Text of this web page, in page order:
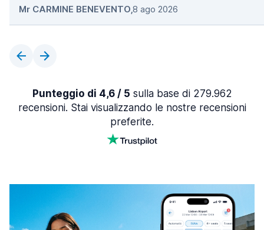
Mr CARMINE BENEVENTO,8 ago 2026
Punteggio di 4,6 / 5 sulla base di 279.962
recensioni. Stai visualizzando le nostre recensioni
preferite.